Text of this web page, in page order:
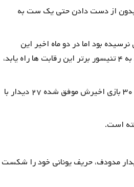
بدون از دست دادن حتی یک ست به
۲۰۱۹ به مرحله نیمه نهایی مسترز ۱۰۰۰ امتیازی نرسیده بود اما در دو ماه اخیر این
سومین بار است که او به این مرحله می رسد. او در دو بار اخیر که توانسته بود به ۴ تنیسور برتر این رقابت ها راه یابد،
مدودف یکی از آماده ترین تنیسور های حال حاضر دنیا به شمار می آید. او در ۳۰ بازی اخیرش موفق شده ۲۷ دیدار با
جوان تا به حال ۴ بار مقابل هم قرار گرفته اند که در هر ۴ دیدار مدودف، حریف یونانی خود را شکست